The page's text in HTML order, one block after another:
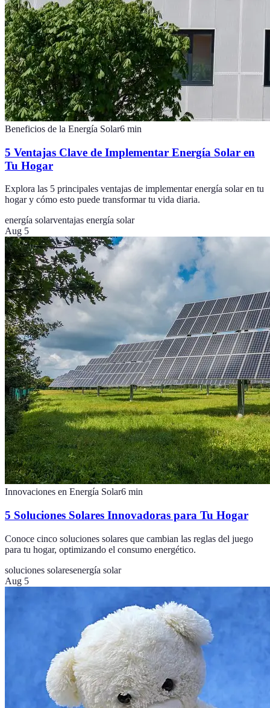
Beneficios de la Energía Solar6 min
5 Ventajas Clave de Implementar Energía Solar en
Tu Hogar
Explora las 5 principales ventajas de implementar energía solar en tu
hogar y cómo esto puede transformar tu vida diaria.
energía solarventajas energía solar
Aug 5
Innovaciones en Energía Solar6 min
5 Soluciones Solares Innovadoras para Tu Hogar
Conoce cinco soluciones solares que cambian las reglas del juego
para tu hogar, optimizando el consumo energético.
soluciones solaresenergía solar
Aug 5